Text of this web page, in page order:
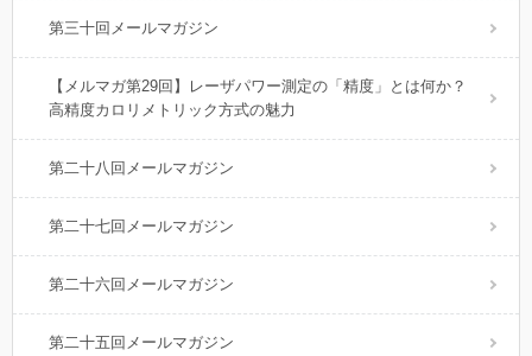
第三十回メールマガジン
【メルマガ第29回】レーザパワー測定の「精度」とは何か？
高精度カロリメトリック方式の魅力
第二十八回メールマガジン
第二十七回メールマガジン
第二十六回メールマガジン
第二十五回メールマガジン